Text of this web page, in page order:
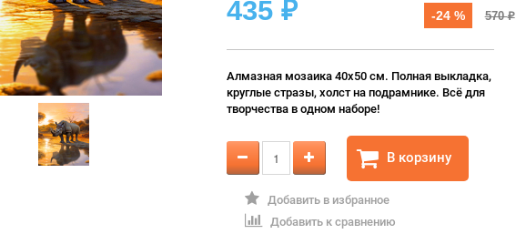
435 ₽ -24 % 570₽
Алмазная мозаика 40х50 см. Полная выкладка,
круглые стразы, холст на подрамнике. Всё для
творчества в одном наборе!
В корзину
Добавить в избранное
Добавить к сравнению